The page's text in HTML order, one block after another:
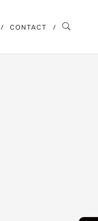
CONTACT